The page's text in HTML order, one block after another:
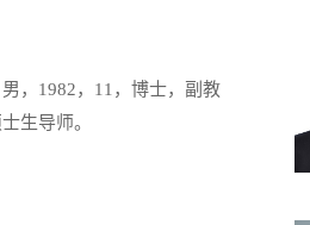
，1982，11，博士，副教
生导师。